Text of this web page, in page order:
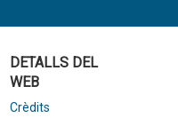
DETALLS DEL
WEB
Crèdits